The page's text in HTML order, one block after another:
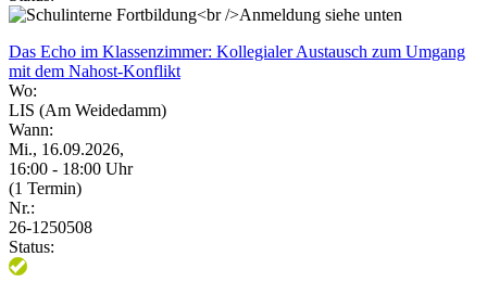
Das Echo im Klassenzimmer: Kollegialer Austausch zum Umgang
mit dem Nahost-Konflikt
Wo:
LIS (Am Weidedamm)
Wann:
Mi., 16.09.2026,
16:00 - 18:00 Uhr
(1 Termin)
Nr.:
26-1250508
Status: